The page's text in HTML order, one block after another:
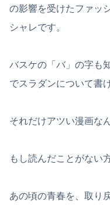
の影響を受けたファッ
シャレです。
バスケの「バ」の字も
でスラダンについて書
それだけアツい漫画な
もし読んだことがない
あの頃の青春を、取り